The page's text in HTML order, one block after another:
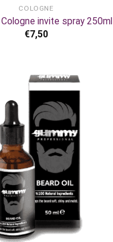
COLOGNE
invite spray 250ml
€7,50